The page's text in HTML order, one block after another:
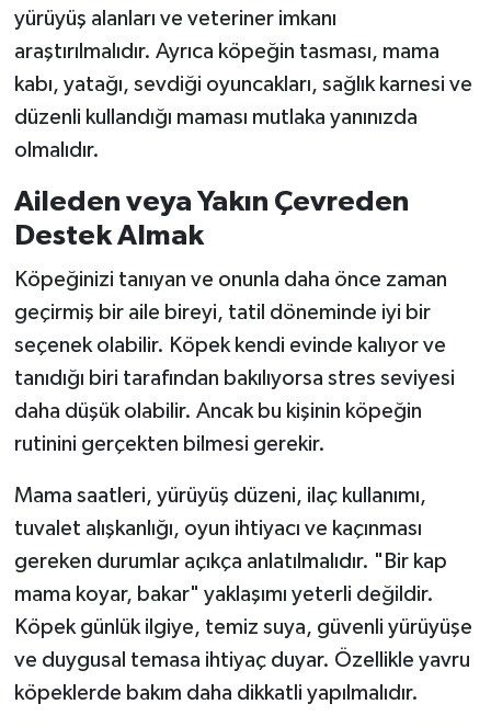
yürüyüş alanları ve veteriner imkanı
araştırılmalıdır. Ayrıca köpeğin tasması, mama
kabı, yatağı, sevdiği oyuncakları, sağlık karnesi ve
düzenli kullandığı maması mutlaka yanınızda
olmalıdır.
Aileden veya Yakın Çevreden
Destek Almak
Köpeğinizi tanıyan ve onunla daha önce zaman
geçirmiş bir aile bireyi, tatil döneminde iyi bir
seçenek olabilir. Köpek kendi evinde kalıyor ve
tanıdığı biri tarafından bakılıyorsa stres seviyesi
daha düşük olabilir. Ancak bu kişinin köpeğin
rutinini gerçekten bilmesi gerekir.
Mama saatleri, yürüyüş düzeni, ilaç kullanımı,
tuvalet alışkanlığı, oyun ihtiyacı ve kaçınması
gereken durumlar açıkça anlatılmalıdır. "Bir kap
mama koyar, bakar" yaklaşımı yeterli değildir.
Köpek günlük ilgiye, temiz suya, güvenli yürüyüşe
ve duygusal temasa ihtiyaç duyar. Özellikle yavru
köpeklerde bakım daha dikkatli yapılmalıdır.